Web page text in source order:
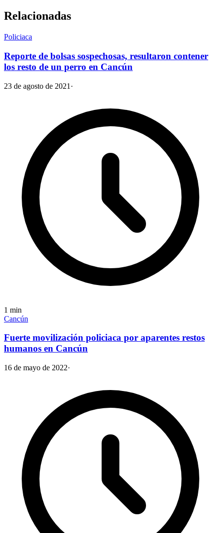
Relacionadas
Policiaca
Reporte de bolsas sospechosas, resultaron contener
los resto de un perro en Cancún
23 de agosto de 2021 ·
1 min
Cancún
Fuerte movilización policiaca por aparentes restos
humanos en Cancún
16 de mayo de 2022·